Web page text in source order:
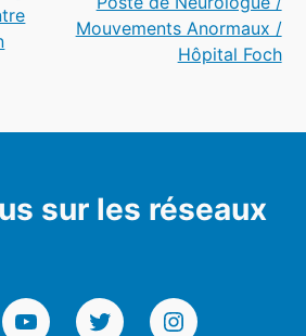
Mouvements Anormaux /
Hôpital Foch
sur les réseaux
YouTubeTwitterInstagram